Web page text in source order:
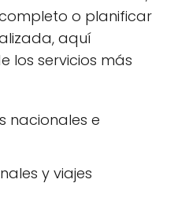
o planificar
aquí
los servicios más
nacionales e
y viajes